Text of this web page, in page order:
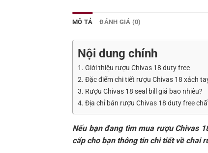
MÔ TẢ ĐÁNH GIÁ (0)
Nội dung chính
1. Giới thiệu rượu Chivas 18 duty free
2. Đặc điểm chi tiết rượu Chivas 18 xách
3. Rượu Chivas 18 seal bill giá bao nhiêu?
4. Địa chỉ bán rượu Chivas 18 duty free
Nếu bạn đang tìm mua rượu Chivas
cấp cho bạn thông tin chi tiết về chai